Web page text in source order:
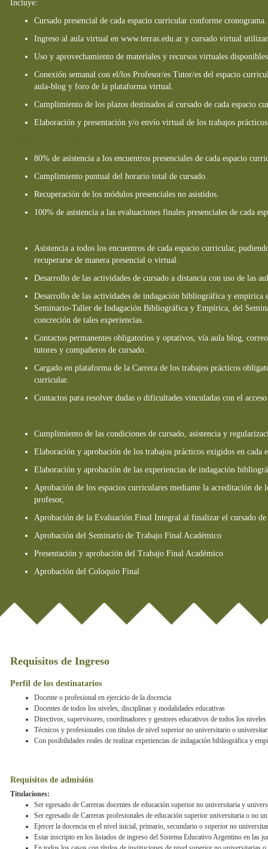
Incluye:
Cursado presencial de cada espacio curricular conforme cronograma.
Ingreso al aula virtual en www.terras.edu.ar y cursado virtual
Uso y aprovechamiento de materiales y recursos virtuales
Conexión semanal con el/los Profesor/es Tutor/es del espacio
aula-blog y foro de la plataforma virtual.
Cumplimiento de los plazos destinados al cursado de cada espacio
Elaboración y presentación y/o envío virtual de los trabajos
80% de asistencia a los encuentros presenciales de cada espacio
Cumplimiento puntual del horario total de cursado.
Recuperación de los módulos presenciales no asistidos.
100% de asistencia a las evaluaciones finales presenciales de cada
Asistencia a todos los encuentros de cada espacio curricular,
recuperarse de manera presencial o virtual.
Desarrollo de las actividades de cursado a distancia con uso de las
Desarrollo de las actividades de indagación bibliográfica y empírica
Seminario-Taller de Indagación Bibliográfica y Empírica, del
concreción de tales experiencias.
Contactos permanentes obligatorios y optativos, vía aula blog,
tutores y compañeros de cursado.
Cargado en plataforma de la Carrera de los trabajos prácticos
curricular.
Contactos para resolver dudas o dificultades vinculadas con el
Cumplimiento de las condiciones de cursado, asistencia y
Elaboración y aprobación de los trabajos prácticos exigidos en
Elaboración y aprobación de las experiencias de indagación
Aprobación de los espacios curriculares mediante la acreditación
profesor,
Aprobación de la Evaluación Final Integral al finalizar el cursado de
Aprobación del Seminario de Trabajo Final Académico
Presentación y aprobación del Trabajo Final Académico
Aprobación del Coloquio Final
Requisitos de Ingreso
Perfil de los destinatarios
Docente o profesional en ejercicio de la docencia
Docentes de todos los niveles, disciplinas y modalidades educativas
Directivos, supervisores, coordinadores y gestores educativos de todos los
Técnicos y profesionales con títulos de nivel superior no universitario o
Con posibilidades reales de realizar experiencias de indagación bibliográfica y
Requisitos de admisión
Titulaciones:
Ser egresado de Carreras docentes de educación superior no universitaria y
Ser egresado de Carreras profesionales de educación superior universitaria o no
Ejercer la docencia en el nivel inicial, primario, secundario o superior no
Estar inscripto en los listados de ingreso del Sistema Educativo Argentino en las